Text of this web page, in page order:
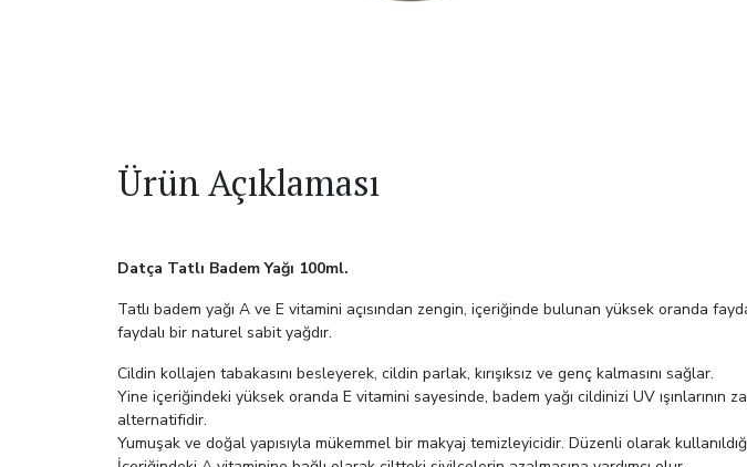
Ürün Açıklaması
Datça Tatlı Badem Yağı 100ml.
Tatlı badem yağı A ve E vitamini açısından zengin, içeriğinde bulunan yüksek oranda
faydalı bir naturel sabit yağdır.
Cildin kollajen tabakasını besleyerek, cildin parlak, kırışıksız ve genç kalmasını sağlar.
Yine içeriğindeki yüksek oranda E vitamini sayesinde, badem yağı cildinizi UV ışınlarının
alternatifidir.
Yumuşak ve doğal yapısıyla mükemmel bir makyaj temizleyicidir. Düzenli olarak